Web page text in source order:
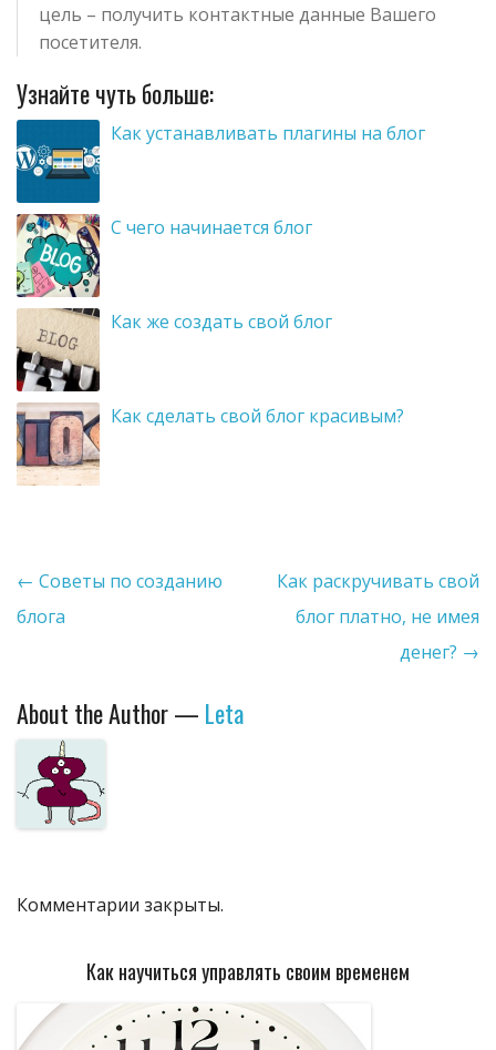
цель – получить контактные данные Вашего
посетителя.
Узнайте чуть больше:
Как устанавливать плагины на блог
С чего начинается блог
Как же создать свой блог
Как сделать свой блог красивым?
Post navigation
← Советы по созданию
блога
Как раскручивать свой
блог платно, не имея
денег? →
About the Author — Leta
Комментарии закрыты.
Как научиться управлять своим временем